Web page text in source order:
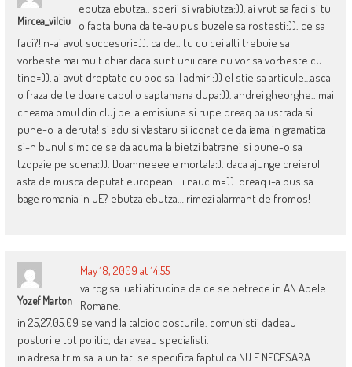
Mircea_vilciu
ebutza ebutza.. sperii si vrabiutza:)). ai vrut sa faci si tu
o fapta buna da te-au pus buzele sa rostesti:)). ce sa
faci?! n-ai avut succesuri=)). ca de.. tu cu ceilalti trebuie sa
vorbeste mai mult chiar daca sunt unii care nu vor sa vorbeste cu
tine=)). ai avut dreptate cu boc sa il admiri:)) el stie sa articule…asca
o fraza de te doare capul o saptamana dupa:)). andrei gheorghe.. mai
cheama omul din cluj pe la emisiune si rupe dreaq balustrada si
pune-o la deruta! si adu si vlastaru siliconat ce da iama in gramatica
si-n bunul simt ce se da acuma la bietzi batranei si pune-o sa
tzopaie pe scena:)). Doamneeee e mortala:). daca ajunge creierul
asta de musca deputat european.. ii naucim=)). dreaq i-a pus sa
bage romania in UE? ebutza ebutza… rimezi alarmant de fromos!
Yozef Marton
May 18, 2009 at 14:55
va rog sa luati atitudine de ce se petrece in AN Apele
Romane.
in 25,27.05.09 se vand la talcioc posturile. comunistii dadeau
posturile tot politic, dar aveau specialisti.
in adresa trimisa la unitati se specifica faptul ca NU E NECESARA